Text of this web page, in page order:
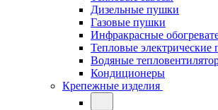
Дизельные пушки
Газовые пушки
Инфракрасные
Тепловые электрические
Водяные
Кондиционеры
Крепежные изделия